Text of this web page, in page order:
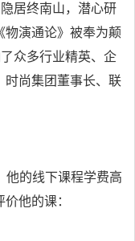
居终南山，潜心研
物演通论》被奉为颠
众多行业精英、企
尚集团董事长、联
他的线下课程学费高
他的课：